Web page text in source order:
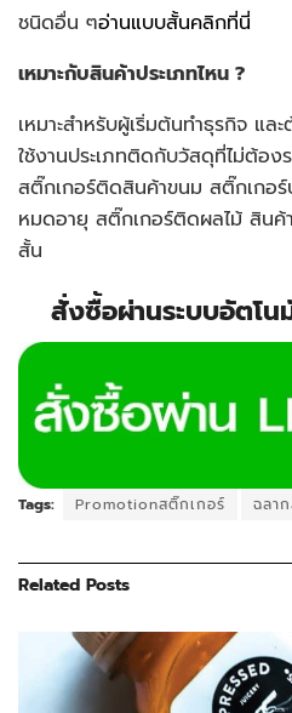
ชนิดอื่น ๆอ่านแบบสั้นคลิกที่นี่
เหมาะกับสินค้าประเภทไหน ?
เหมาะสำหรับผู้เริ่มต้นทำธุรกิจ แ
ใช้งานประเภทติดกับวัสดุที่ไม่ต้อง
สติ๊กเกอร์ติดสินค้าขนม สติ๊กเกอ
หมดอายุ สติ๊กเกอร์ติดผลไม้ สินค้
สั้น
สั่งซื้อผ่านระบบอัตโ
Tags: Promotionสติ๊กเกอร์ ฉลา
Related Posts